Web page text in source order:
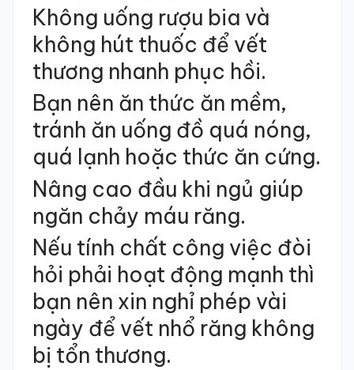
Không uống rượu bia và
không hút thuốc để vết
thương nhanh phục hồi.
Bạn nên ăn thức ăn mềm,
tránh ăn uống đồ quá nóng,
quá lạnh hoặc thức ăn cứng.
Nâng cao đầu khi ngủ giúp
ngăn chảy máu răng.
Nếu tính chất công việc đòi
hỏi phải hoạt động mạnh thì
bạn nên xin nghỉ phép vài
ngày để vết nhổ răng không
bị tổn thương.